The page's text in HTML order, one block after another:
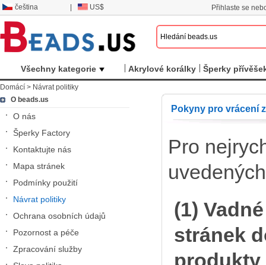
čeština US$ Přihlaste se
Všechny kategorie Akrylové korálky Šperky
Domácí > Návrat politiky
O beads.us
O nás
Šperky Factory
Kontaktujte nás
Mapa stránek
Podmínky použití
Návrat politiky
Ochrana osobních údajů
Pozornost a péče
Zpracování služby
Pokyny pro vrácení
Pro
(1)
stránek
produkty